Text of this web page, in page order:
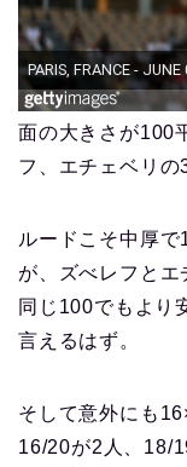
面の大きさが100
フ、エチェベリの
ルードこそ中厚
が、ズべレフと
同じ100でもより
言えるはず。
そして意外にも
16/20が2人、18/